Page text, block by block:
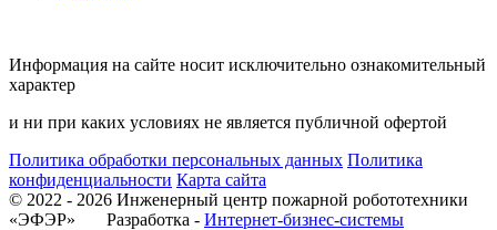
Информация на сайте носит исключительно ознакомительный
характер
и ни при каких условиях не является публичной офертой
Политика обработки персональных данных Политика
конфиденциальности Карта сайта
© 2022 - 2026 Инженерный центр пожарной робототехники
«ЭФЭР» Разработка - Интернет-бизнес-системы